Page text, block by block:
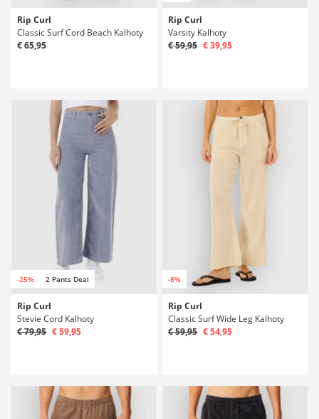
Rip Curl
Classic Surf Cord Beach Kalhoty
€ 65,95
Rip Curl
Varsity Kalhoty
€ 59,95 € 39,95
-25% 2 Pants Deal
Rip Curl
Stevie Cord Kalhoty
€ 79,95 € 59,95
-8%
Rip Curl
Classic Surf Wide Leg Kalhoty
€ 59,95 € 54,95